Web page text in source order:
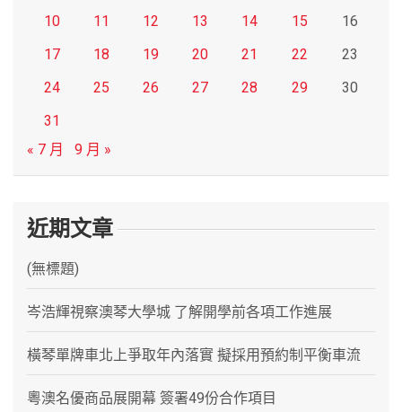
10 11 12 13 14 15
16
17
18 19 20 21 22
23
24
25 26 27 28 29
30
31
« 7 月
9 月 »
近期文章
(無標題)
岑浩輝視察澳琴大學城 了解開學前各項工作進展
橫琴單牌車北上爭取年內落實 擬採用預約制平衡車流
粵澳名優商品展開幕 簽署49份合作項目